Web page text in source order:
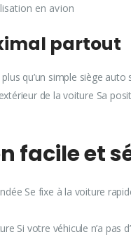
en avion
partout
plus qu’un simple siège
de la voiture Sa
facile et
Se fixe à la voiture
Si votre véhicule n’a pas